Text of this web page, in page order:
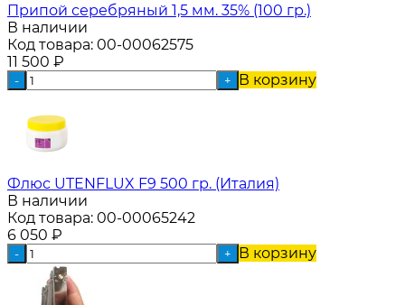
Припой серебряный 1,5 мм. 35% (100 гр.)
В наличии
Код товара: 00-00062575
11 500 ₽
- + В корзину
Флюс UTENFLUX F9 500 гр. (Италия)
В наличии
Код товара: 00-00065242
6 050 ₽
- + В корзину